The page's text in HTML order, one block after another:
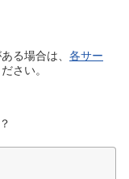
る場合は、 各サー
さい。